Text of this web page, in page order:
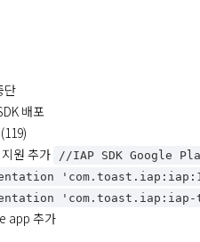
단
배포
원 추가
//IAP SDK Google
app 추가